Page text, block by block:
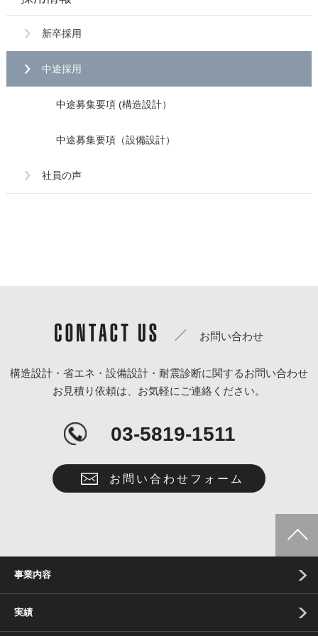
新卒採用
中途採用
中途募集要項 (構造設計）
中途募集要項（設備設計）
社員の声
お問い合わせ
構造設計・省エネ・設備設計・耐震診断に関するお問い合わせ
お見積り依頼は、お気軽にご連絡ください。
03-5819-1511
お問い合わせフォーム
事業内容
実績